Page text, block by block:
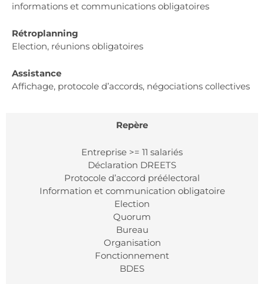
informations et communications obligatoires
Rétroplanning
Election, réunions obligatoires
Assistance
Affichage, protocole d’accords, négociations collectives
Repère
Entreprise >= 11 salariés
Déclaration DREETS
Protocole d’accord préélectoral
Information et communication obligatoire
Election
Quorum
Bureau
Organisation
Fonctionnement
BDES